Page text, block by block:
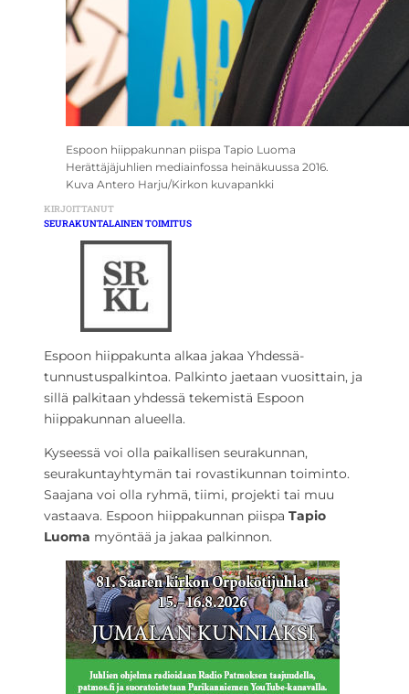
Espoon hiippakunnan piispa Tapio Luoma
Herättäjäjuhlien mediainfossa heinäkuussa 2016.
Kuva Antero Harju/Kirkon kuvapankki
KIRJOITTANUT
SEURAKUNTALAINEN TOIMITUS
Espoon hiippakunta alkaa jakaa Yhdessä-
tunnustuspalkintoa. Palkinto jaetaan vuosittain, ja
sillä palkitaan yhdessä tekemistä Espoon
hiippakunnan alueella.
Kyseessä voi olla paikallisen seurakunnan,
seurakuntayhtymän tai rovastikunnan toiminto.
Saajana voi olla ryhmä, tiimi, projekti tai muu
vastaava. Espoon hiippakunnan piispa Tapio
Luoma myöntää ja jakaa palkinnon.